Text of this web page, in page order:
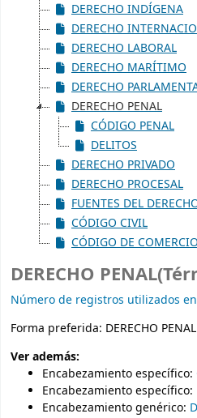
DERECHO INDÍGENA
DERECHO
DERECHO LABORAL
DERECHO MARÍTIMO
DERECHO
DERECHO PENAL
CÓDIGO PENAL
DELITOS
DERECHO PRIVADO
DERECHO PROCESAL
FUENTES DEL
CÓDIGO CIVIL
CÓDIGO DE
DERECHO
Número de registros utilizados
Forma preferida: DERECHO PENAL
Ver además:
Encabezamiento específico:
Encabezamiento específico:
Encabezamiento genérico: